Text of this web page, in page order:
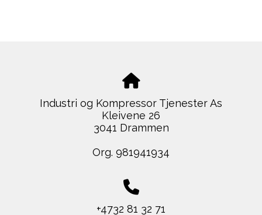
Industri og Kompressor Tjenester As
Kleivene 26
3041 Drammen
Org. 981941934
+4732 81 32 71